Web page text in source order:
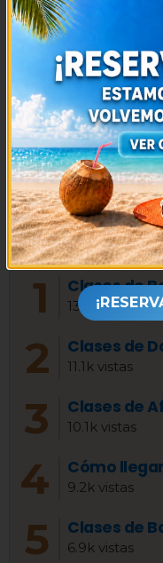
ANTERIOR
Pequeños Gigantes
Lo más visto
Clases de
13.3k vistas
Clases de
11.1k vistas
Clases de
10.1k vistas
Cómo llegar
9.2k vistas
Clases de
6.9k vistas